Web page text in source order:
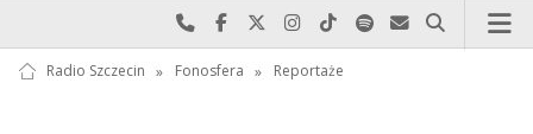
Najlepiej po prostu do nas zadzwoń
Odwiedź nas na Facebook-u
Odwiedź nas na X
Odwiedź nas na Instagram-ie
Odwiedź nas na TikTok-u
Szukaj nas na Spotify
Wyślij do nas
Szukaj
Radio Szczecin » Fonosfera » Reportaże